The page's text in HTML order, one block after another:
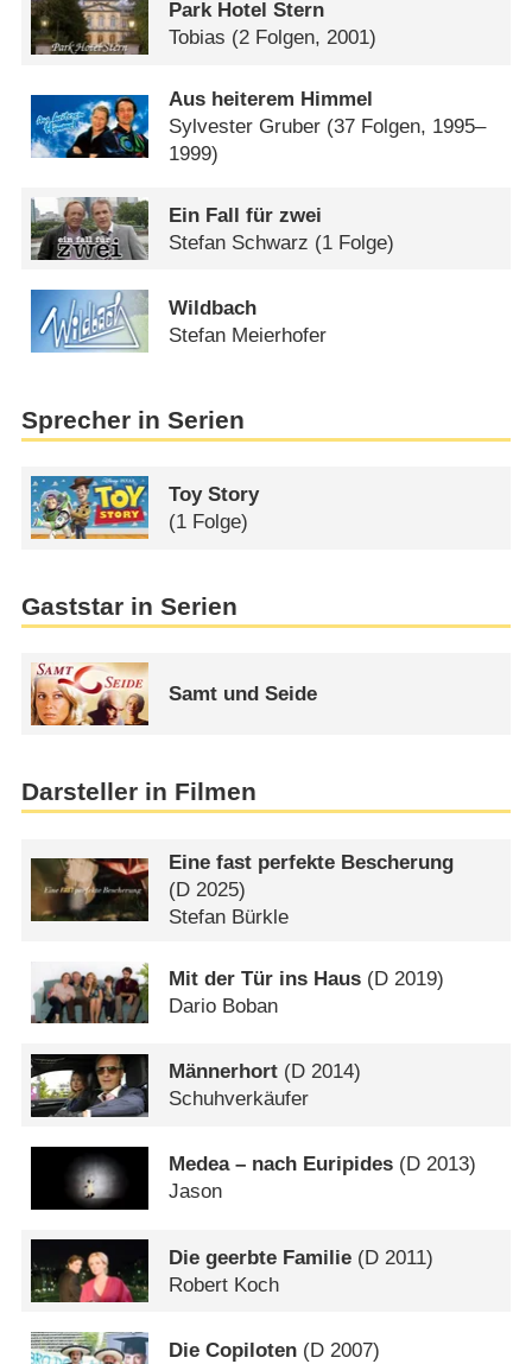
Park Hotel Stern
Tobias (2 Folgen, 2001)
Aus heiterem Himmel
Sylvester Gruber (37 Folgen, 1995–
1999)
Ein Fall für zwei
Stefan Schwarz (1 Folge)
Wildbach
Stefan Meierhofer
Sprecher in Serien
Toy Story
(1 Folge)
Gaststar in Serien
Samt und Seide
Darsteller in Filmen
Eine fast perfekte Bescherung
(D 2025)
Stefan Bürkle
Mit der Tür ins Haus (D 2019)
Dario Boban
Männerhort (D 2014)
Schuhverkäufer
Medea – nach Euripides (D 2013)
Jason
Die geerbte Familie (D 2011)
Robert Koch
Die Copiloten (D 2007)